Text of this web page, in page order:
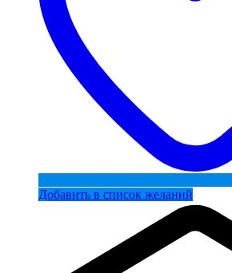
Добавить в список желаний